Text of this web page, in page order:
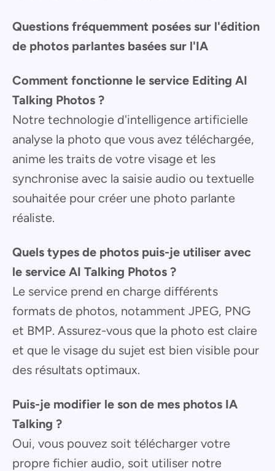
Questions fréquemment posées sur l'édition
de photos parlantes basées sur l'IA
Comment fonctionne le service Editing AI
Talking Photos ?
Notre technologie d'intelligence artificielle
analyse la photo que vous avez téléchargée,
anime les traits de votre visage et les
synchronise avec la saisie audio ou textuelle
souhaitée pour créer une photo parlante
réaliste.
Quels types de photos puis-je utiliser avec
le service AI Talking Photos ?
Le service prend en charge différents
formats de photos, notamment JPEG, PNG
et BMP. Assurez-vous que la photo est claire
et que le visage du sujet est bien visible pour
des résultats optimaux.
Puis-je modifier le son de mes photos IA
Talking ?
Oui, vous pouvez soit télécharger votre
propre fichier audio, soit utiliser notre